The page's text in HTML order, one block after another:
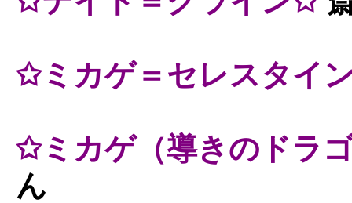
✩ミカゲ＝セレスタイ
✩ミカゲ（導きのドラ
ん